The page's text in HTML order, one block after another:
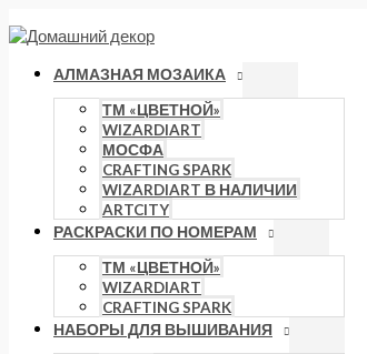
к
содержимому
АЛМАЗНАЯ МОЗАИКА
ТМ «ЦВЕТНОЙ»
WIZARDIART
МОСФА
CRAFTING SPARK
WIZARDIART В НАЛИЧИИ
ARTCITY
РАСКРАСКИ ПО НОМЕРАМ
ТМ «ЦВЕТНОЙ»
WIZARDIART
CRAFTING SPARK
НАБОРЫ ДЛЯ ВЫШИВАНИЯ
товара
(Снято
производства)
алмазной
фруктами